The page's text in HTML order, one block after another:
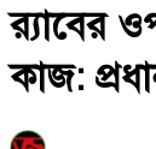
র‌্যাবের
কাজ: